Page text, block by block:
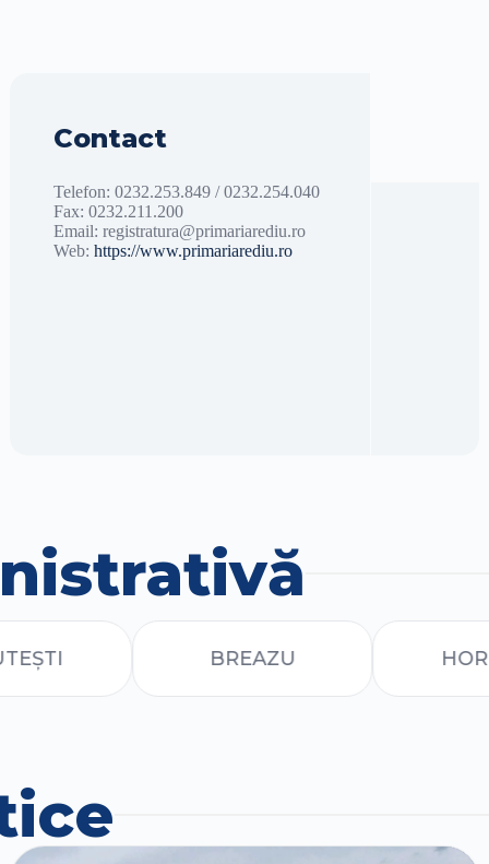
Contact
Telefon: 0232.253.849 / 0232.254.040
Fax:0232.211.200
Email: registratura@primariarediu.ro
Web:https://www.primariarediu.ro
HORLEȘTI